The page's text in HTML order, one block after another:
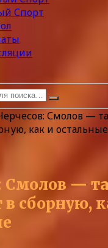
Спорт
Смолов —
как и остальные
Смолов —
в сборную,